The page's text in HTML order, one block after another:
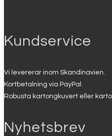
Kundservice
Vi levererar inom Skandinavien.
Kortbetalning via PayPal.
Robusta kartongkuvert eller
Nyhetsbrev